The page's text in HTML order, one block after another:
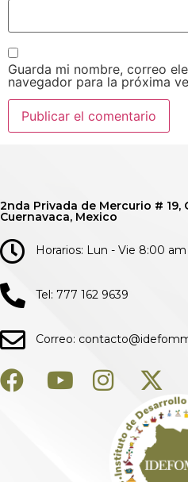
Guarda mi nombre, correo
navegador para la próxima
2nda Privada de Mercurio # 19,
Cuernavaca, Mexico
Horarios: Lun - Vie 8:00
Tel: 777 162 9639
Correo: